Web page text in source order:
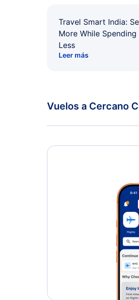
Travel Smart India:
More While Spending
Less
Leer más
Vuelos a Cercano